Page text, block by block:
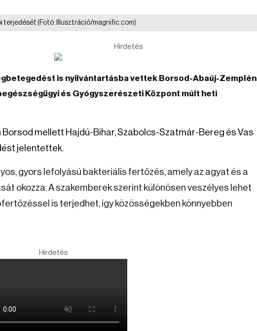
terjedését (Fotó: Illusztráció/magnific.com)
Hirdetés
is nyilvántartásba vettek Borsod-Abaúj-Zemplén
és Gyógyszerészeti Központ múlt heti
Borsod mellett Hajdú-Bihar, Szabolcs-Szatmár-Bereg és Vas
jelentettek.
gyors lefolyású bakteriális fertőzés, amely az agyat és a
okozza. A szakemberek szerint különösen veszélyes lehet
is terjedhet, így közösségekben könnyebben
Hirdetés